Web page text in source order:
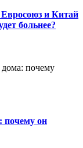
Евросоюз и Китай
больнее?
почему он